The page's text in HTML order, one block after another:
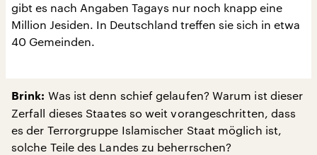
gibt es nach Angaben Tagays nur noch knapp eine
Million Jesiden. In Deutschland treffen sie sich in etwa
40 Gemeinden.
Brink: Was ist denn schief gelaufen? Warum ist dieser
Zerfall dieses Staates so weit vorangeschritten, dass
es der Terrorgruppe Islamischer Staat möglich ist,
solche Teile des Landes zu beherrschen?